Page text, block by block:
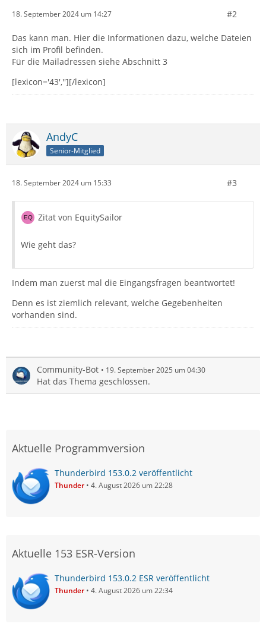
18. September 2024 um 14:27 #2
Das kann man. Hier die Informationen dazu, welche Dateien
sich im Profil befinden.
Für die Mailadressen siehe Abschnitt 3
[lexicon='43',''][/lexicon]
AndyC
Senior-Mitglied
18. September 2024 um 15:33 #3
Zitat von EquitySailor
Wie geht das?
Indem man zuerst mal die Eingangsfragen beantwortet!
Denn es ist ziemlich relevant, welche Gegebenheiten
vorhanden sind.
Community-Bot 19. September 2025 um 04:30
Hat das Thema geschlossen.
Aktuelle Programmversion
Thunderbird 153.0.2 veröffentlicht
Thunder 4. August 2026 um 22:28
Aktuelle 153 ESR-Version
Thunderbird 153.0.2 ESR veröffentlicht
Thunder 4. August 2026 um 22:34